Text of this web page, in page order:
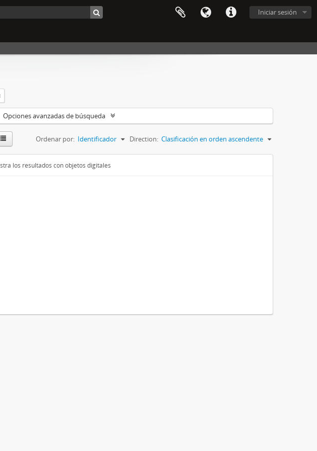
Iniciar sesión
Opciones avanzadas de búsqueda
Ordenar por: Identificador Direction: Clasificación en orden ascendente
los resultados con objetos digitales